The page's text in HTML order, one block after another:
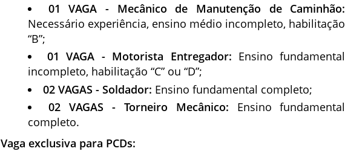
01 VAGA - Mecânico de Manutenção de Caminhão:
Necessário experiência, ensino médio incompleto, habilitação
“B”;
01 VAGA - Motorista Entregador: Ensino fundamental
incompleto, habilitação “C” ou “D”;
02 VAGAS - Soldador: Ensino fundamental completo;
02 VAGAS - Torneiro Mecânico: Ensino fundamental
completo.
Vaga exclusiva para PCDs: